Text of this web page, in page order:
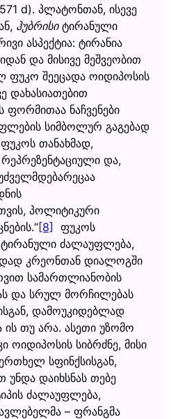
d). პლატონთან, ისევე
ჰუბრისიტირანული
ასპექტია: ტირანია
და მისივე მეშვეობით
ფუკო შეეცადა ოიდიპოსის
დახასიათებით
ნაჩვენები
სიმბოლურ გაგებად
თანახმად,
და,
პოლიტიკური
[8] ფუკოს
ძალაუფლება,
კრეონთან დიალოგში
სამართლიანობის
და სრულ მორჩილებას
დამოუკიდებლად
ის თუ არა. ასეთი უზომო
ოიდიპოსის სიბრძნე, მისი
სფინქსისგან,
უნდა დაიხსნას თებე
ძალაუფლება,
– ფრანგმა